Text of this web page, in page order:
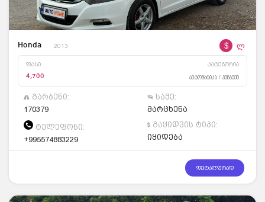
Honda 2013 $ ლ
ფასი კატეგორია
4,700 ავტომატიკა / ჰეჩბექი
გარბენი:
170379
საჭე:
მარცხენა
ტელეფონი:
+995574883229
გაყიდვის ტიპი:
იყიდება
დეტალურად